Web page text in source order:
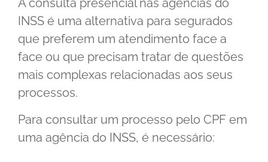
A consulta presencial nas agências do
INSS é uma alternativa para segurados
que preferem um atendimento face a
face ou que precisam tratar de questões
mais complexas relacionadas aos seus
processos.
Para consultar um processo pelo CPF em
uma agência do INSS, é necessário: